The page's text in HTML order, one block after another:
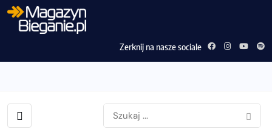
Zerknij na nasze sociale